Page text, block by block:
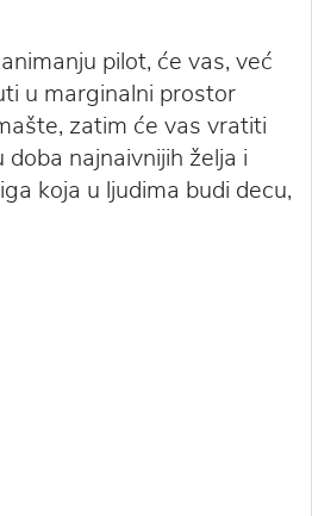
pilot, će vas, već
u marginalni prostor
zatim će vas vratiti
najnaivnijih želja i
koja u ljudima budi decu,